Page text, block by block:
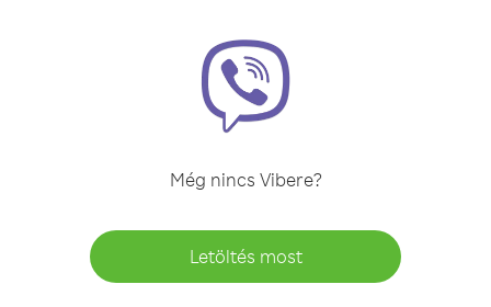
Még nincs Vibere?
Letöltés most